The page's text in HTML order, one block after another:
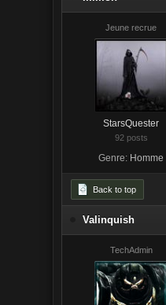
Jeune recrue
StarsQuester
92 posts
Genre: Homme
Back to top
Valinquish
TechAdmin